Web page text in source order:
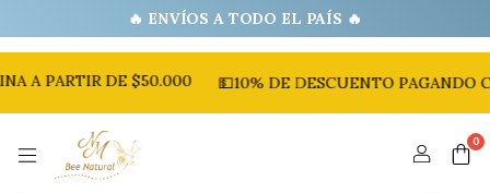
DE $50.000 💵10% DE DESCUENTO PAGANDO CON
0